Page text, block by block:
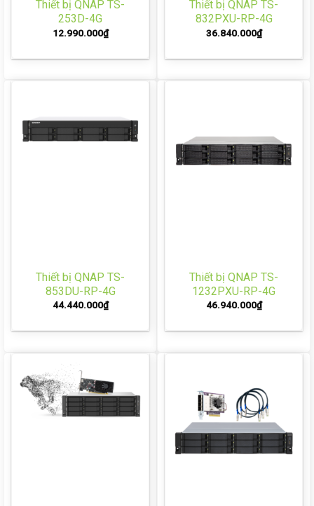
Thiết bị QNAP TS-
253D-4G
12.990.000₫
Thiết bị QNAP TS-
832PXU-RP-4G
36.840.000₫
Thiết bị QNAP TS-
853DU-RP-4G
44.440.000₫
Thiết bị QNAP TS-
1232PXU-RP-4G
46.940.000₫